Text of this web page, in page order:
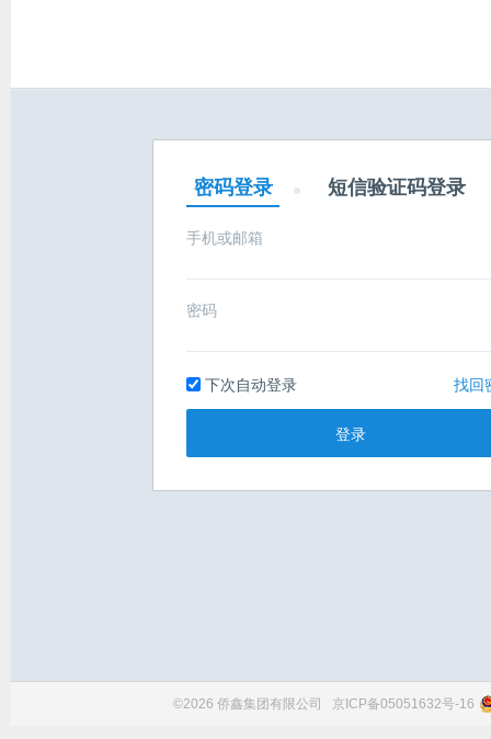
密码登录 短信验证码登录
手机或邮箱
密码
下次自动登录 找回
登录
©2026 侨鑫集团有限公司 京ICP备05051632号-16